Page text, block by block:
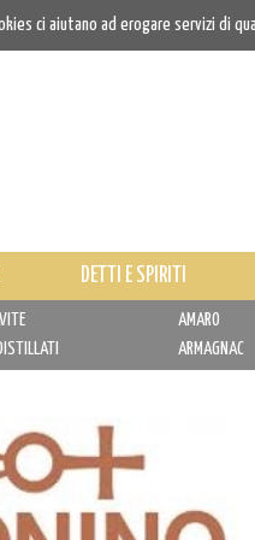
DETTI E SPIRITI
AMARO
ARMAGNAC
ci aiutano ad erogare servizi di